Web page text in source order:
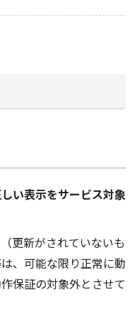
い表示をサービス対象
更新がされていないも
、可能な限り正常に動
保証の対象外とさせて